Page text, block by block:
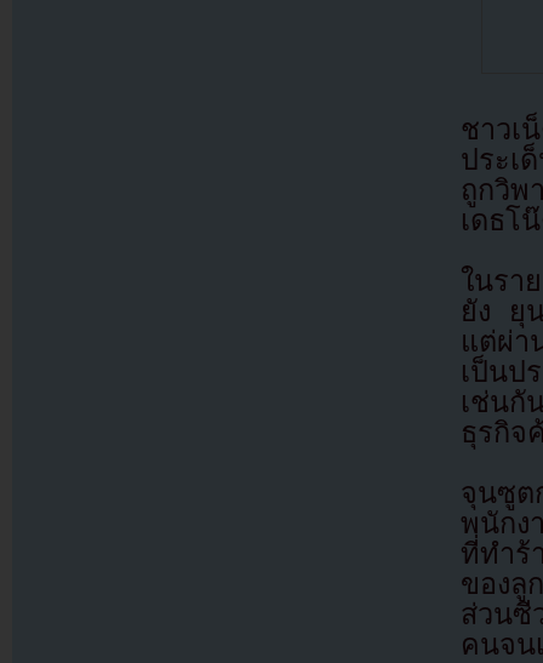
ชาวเ
ประเ
ถูกวิพ
เดธโ
ในรา
ยัง ยุ
แต่ผ่า
เป็นป
เช่นกั
ธุรกิจ
จุนซูต
พนักง
ที่ทำร้
ของลู
ส่วนซี
คนจน